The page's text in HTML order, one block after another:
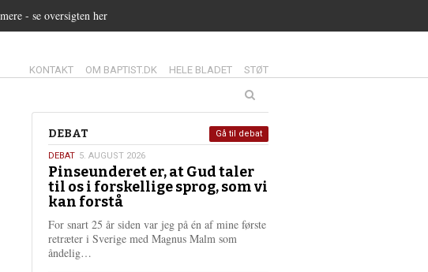
- se oversigten her
13.0:
KONTAKT 14.0:
OM BAPTIST.DK 15.0:
HELE BLADET 16.0:
STØT
Debat
DEBAT
5.
august
2026
DEBAT 5. AUGUST 2026
Pinseunderet er, at Gud taler
til os i forskellige sprog, som vi
kan forstå
For snart 25 år siden var jeg på én af mine første
retræter i Sverige med Magnus Malm som
åndelig…
Gå til debat